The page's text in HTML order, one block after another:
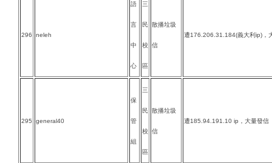
296 neleh
語
言
中
心
三
民
校
區
散播垃圾
信
遭176.206.31.184(義大利ip)，
295 general40
保
管
組
三
民
校
區
散播垃圾
信
遭185.94.191.10 ip，大量發信